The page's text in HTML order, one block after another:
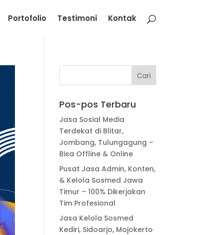
Portofolio Testimoni Kontak
Pos-pos Terbaru
Jasa Sosial Media
Terdekat di Blitar,
Jombang, Tulungagung –
Bisa Offline & Online
Pusat Jasa Admin, Konten,
& Kelola Sosmed Jawa
Timur – 100% Dikerjakan
Tim Profesional
Jasa Kelola Sosmed
Kediri, Sidoarjo, Mojokerto